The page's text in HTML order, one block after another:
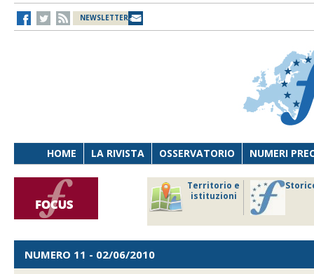
NEWSLETTER
HOME LA RIVISTA OSSERVATORIO NUMERI
Territorio e
istituzioni
NUMERO 11 - 02/06/2010